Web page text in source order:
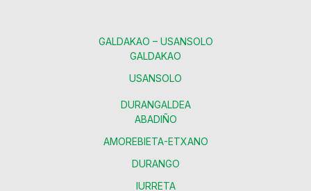
GALDAKAO – USANSOLO
GALDAKAO
USANSOLO
DURANGALDEA
ABADIÑO
AMOREBIETA-ETXANO
DURANGO
IURRETA